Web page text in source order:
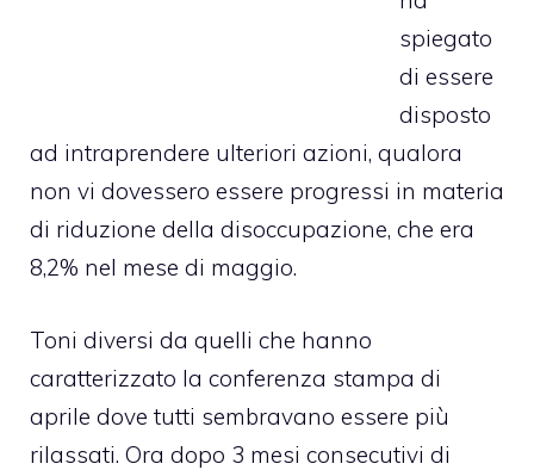
spiegato
di essere
disposto
ad intraprendere ulteriori azioni, qualora
non vi dovessero essere progressi in materia
di riduzione della disoccupazione, che era
8,2% nel mese di maggio.
Toni diversi da quelli che hanno
caratterizzato la conferenza stampa di
aprile dove tutti sembravano essere più
rilassati. Ora dopo 3 mesi consecutivi di